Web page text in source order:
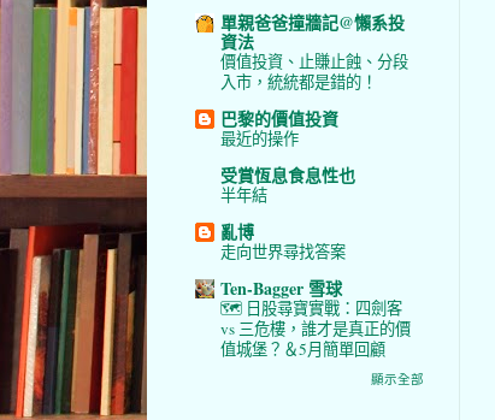
單親爸爸撞牆記@懶系投
資法
價值投資、止賺止蝕、分段
入市，統統都是錯的！
巴黎的價值投資
最近的操作
受賞恆息食息性也
半年結
亂博
走向世界尋找答案
Ten-Bagger 雪球
🗺️ 日股尋寶實戰：四劍客
vs 三危樓，誰才是真正的價
值城堡？＆5月簡單回顧
顯示全部